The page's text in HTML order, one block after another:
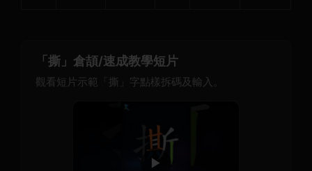
「撕」倉頡/速成教學短片
觀看短片示範「撕」字點樣拆碼及輸入。
▶